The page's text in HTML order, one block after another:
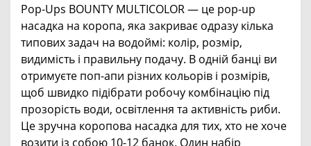
Pop-Ups BOUNTY MULTICOLOR — це pop-up
насадка на коропа, яка закриває одразу кілька
типових задач на водоймі: колір, розмір,
видимість і правильну подачу. В одній банці ви
отримуєте поп-апи різних кольорів і розмірів,
щоб швидко підібрати робочу комбінацію під
прозорість води, освітлення та активність риби.
Це зручна коропова насадка для тих, хто не хоче
возити із собою 10-12 банок. Один набір